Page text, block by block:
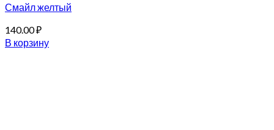
Смайл желтый
140.00₽
В корзину